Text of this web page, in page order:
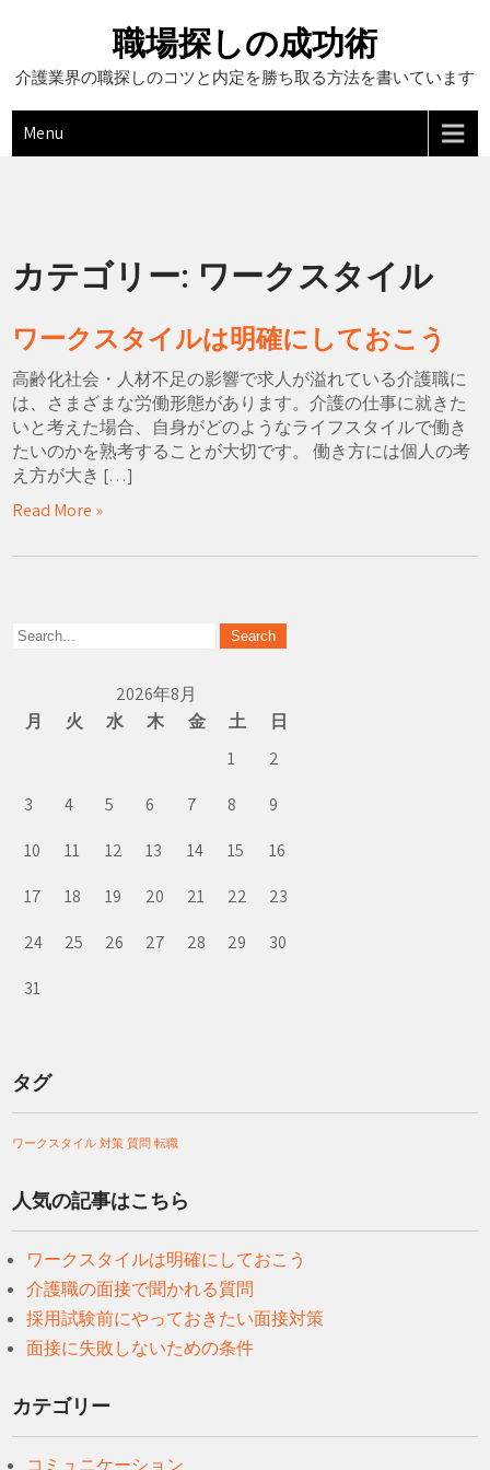
職場探しの成功術
介護業界の職探しのコツと内定を勝ち取る方法を書いています
Menu
カテゴリー: ワークスタイル
ワークスタイルは明確にしておこう
高齢化社会・人材不足の影響で求人が溢れている介護職に
は、さまざまな労働形態があります。介護の仕事に就きた
いと考えた場合、自身がどのようなライフスタイルで働き
たいのかを熟考することが大切です。 働き方には個人の考
え方が大き […]
Read More »
2026年8月
月
火 水 木 金 土
日
1
2
3
4 5 6 7 8
9
10
11 12 13 14 15
16
17
18 19 20 21 22
23
24
25 26 27 28 29
30
31
タグ
ワークスタイル 対策 質問 転職
人気の記事はこちら
ワークスタイルは明確にしておこう
介護職の面接で聞かれる質問
採用試験前にやっておきたい面接対策
面接に失敗しないための条件
カテゴリー
コミュニケーション